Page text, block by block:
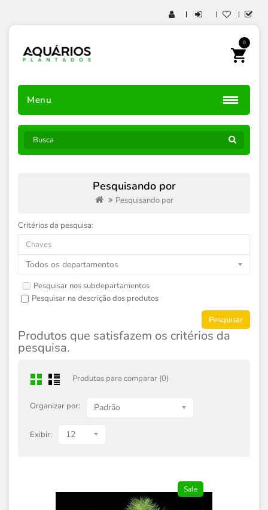
0
Menu
Pesquisando por
Pesquisando por
Critérios da pesquisa:
Todos os departamentos
Pesquisar nos subdepartamentos
Pesquisar na descrição dos produtos
Produtos que satisfazem os critérios da
pesquisa.
Produtos para comparar (0)
Organizar por: Padrão
Exibir: 12
Sale